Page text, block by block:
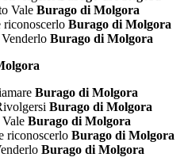
Vale Burago di Molgora
riconoscerlo Burago di Molgora
Burago di Molgora
Burago di Molgora
Burago di Molgora
Burago di Molgora
riconoscerlo Burago di Molgora
Burago di Molgora